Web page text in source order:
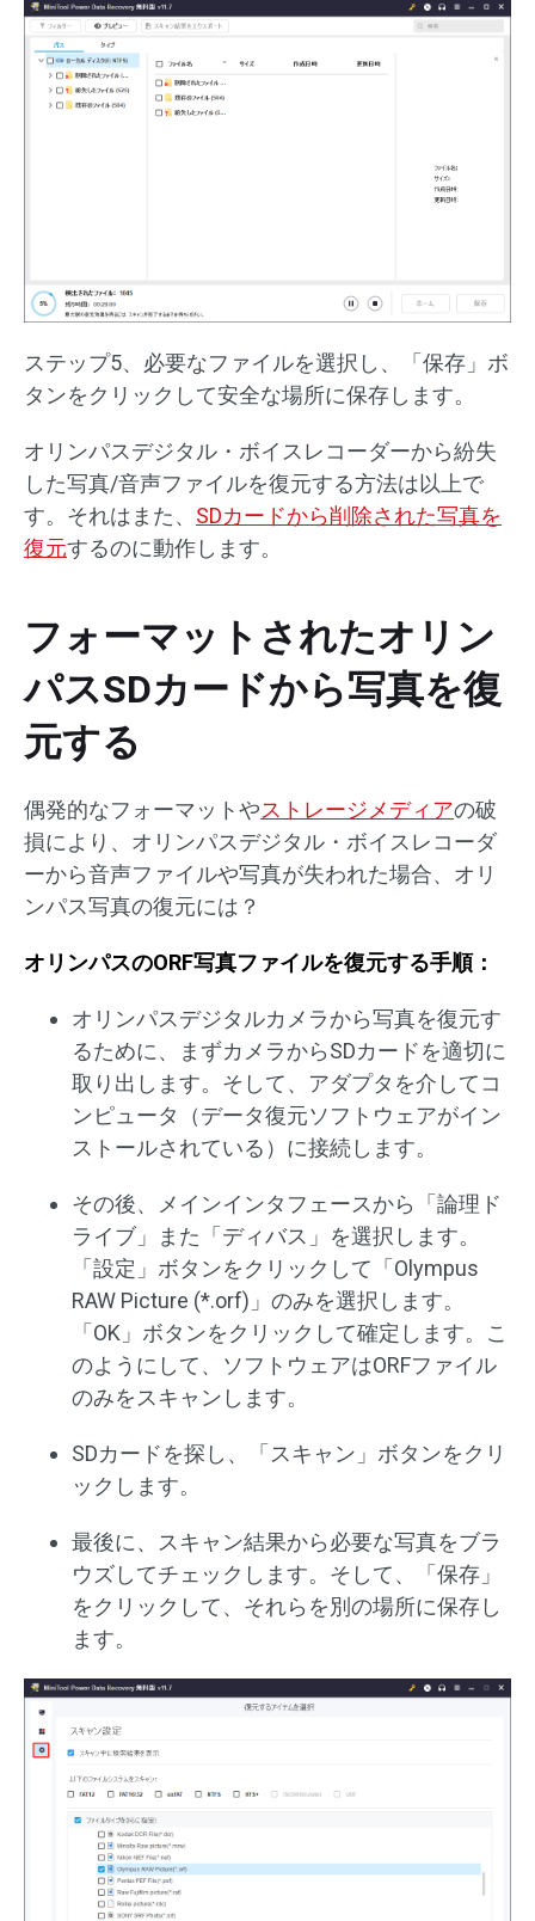
ステップ5、必要なファイルを選択し、「保存」ボ
タンをクリックして安全な場所に保存します。
オリンパスデジタル・ボイスレコーダーから紛失
した写真/音声ファイルを復元する方法は以上で
す。それはまた、 SDカードから削除された写真を
復元するのに動作します。
フォーマットされたオリン
パスSDカードから写真を復
元する
偶発的なフォーマットやストレージメディアの破
損により、オリンパスデジタル・ボイスレコーダ
ーから音声ファイルや写真が失われた場合、オリ
ンパス写真の復元には？
オリンパスのORF写真ファイルを復元する手順：
オリンパスデジタルカメラから写真を復元す
るために、まずカメラからSDカードを適切に
取り出します。そして、アダプタを介してコ
ンピュータ（データ復元ソフトウェアがイン
ストールされている）に接続します。
その後、メインインタフェースから「論理ド
ライブ」また「ディバス」を選択します。
「設定」ボタンをクリックして「Olympus
RAW Picture (*.orf)」のみを選択します。
「OK」ボタンをクリックして確定します。こ
のようにして、ソフトウェアはORFファイル
のみをスキャンします。
SDカードを探し、「スキャン」ボタンをクリ
ックします。
最後に、スキャン結果から必要な写真をブラ
ウズしてチェックします。そして、「保存」
をクリックして、それらを別の場所に保存し
ます。